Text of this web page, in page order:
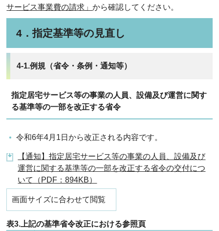
サービス事業費の請求」から確認してください。
4．指定基準等の見直し
4-1.例規（省令・条例・通知等）
指定居宅サービス等の事業の人員、設備及び運営に関す
る基準等の一部を改正する省令
令和6年4月1日から改正される内容です。
【通知】指定居宅サービス等の事業の人員、設備及び
運営に関する基準等の一部を改正する省令の交付につ
いて（PDF：894KB）
画面サイズに合わせて閲覧
表3.上記の基準省令改正における参照頁